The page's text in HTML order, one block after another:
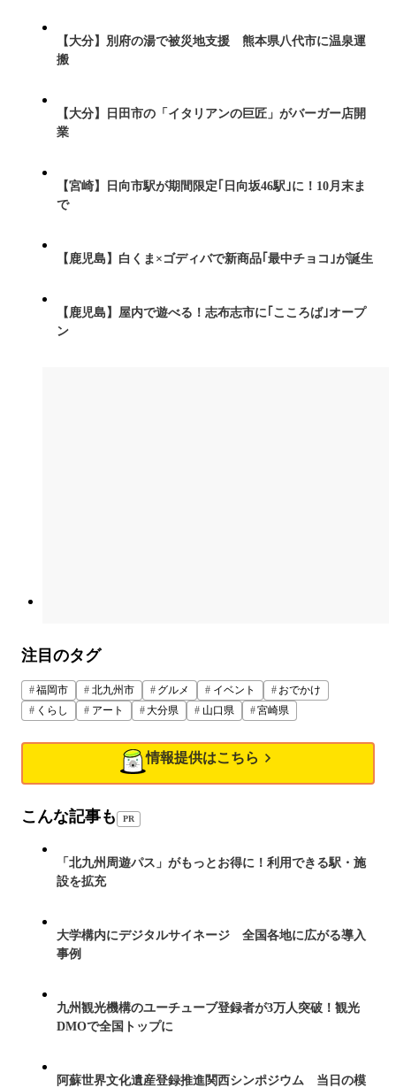
【大分】別府の湯で被災地支援 熊本県八代市に温泉運
搬
【大分】日田市の「イタリアンの巨匠」がバーガー店開
業
【宮崎】日向市駅が期間限定｢日向坂46駅｣に！10月末ま
で
【鹿児島】白くま×ゴディバで新商品｢最中チョコ｣が誕生
【鹿児島】屋内で遊べる！志布志市に｢こころば｣オープ
ン
注目のタグ
福岡市 北九州市 グルメ イベント
おでかけ
くらし
アート 大分県 山口県 宮崎県
情報提供はこちら
こんな記事も PR
「北九州周遊パス」がもっとお得に！利用できる駅・施
設を拡充
大学構内にデジタルサイネージ 全国各地に広がる導入
事例
九州観光機構のユーチューブ登録者が3万人突破！観光
DMOで全国トップに
阿蘇世界文化遺産登録推進関西シンポジウム 当日の模